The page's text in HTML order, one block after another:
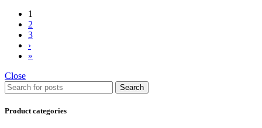
1
2
3
›
»
Close
Search
Product categories